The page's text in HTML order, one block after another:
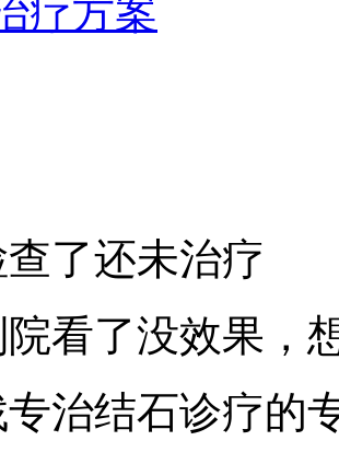
疗方案
查了还未治疗
院看了没效果，
专治结石诊疗的